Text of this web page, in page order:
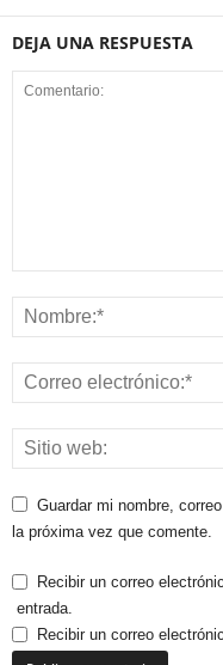
DEJA UNA RESPUESTA
Guardar mi nombre,
la próxima vez que comente.
Recibir un correo
entrada.
Recibir un correo